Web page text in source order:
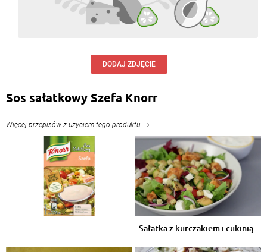
DODAJ ZDJĘCIE
Sos sałatkowy Szefa Knorr
Więcej przepisów z użyciem tego produktu
Sałatka z kurczakiem i cukinią